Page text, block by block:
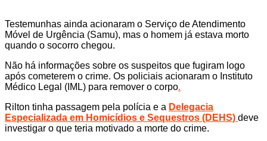
Testemunhas ainda acionaram o Serviço de Atendimento
Móvel de Urgência (Samu), mas o homem já estava morto
quando o socorro chegou.
Não há informações sobre os suspeitos que fugiram logo
após cometerem o crime. Os policiais acionaram o Instituto
Médico Legal (IML) para remover o corpo.
Rilton tinha passagem pela polícia e a Delegacia
Especializada em Homicídios e Sequestros (DEHS) deve
investigar o que teria motivado a morte do crime.